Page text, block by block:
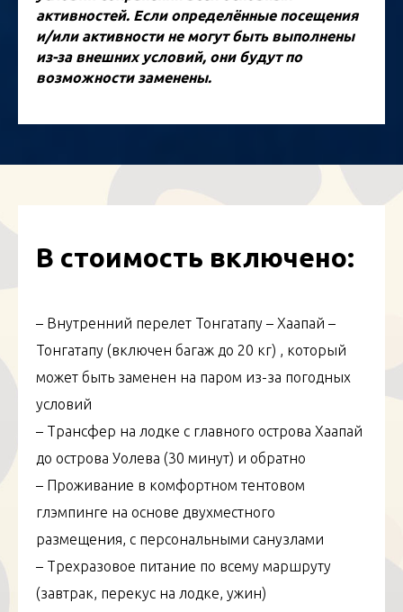
активностей. Если определённые посещения
и/или активности не могут быть выполнены
из-за внешних условий, они будут по
возможности заменены.
В стоимость включено:
– Внутренний перелет Тонгатапу – Хаапай –
Тонгатапу (включен багаж до 20 кг) , который
может быть заменен на паром из-за погодных
условий
– Трансфер на лодке с главного острова Хаапай
до острова Уолева (30 минут) и обратно
– Проживание в комфортном тентовом
глэмпинге на основе двухместного
размещения, с персональными санузлами
– Трехразовое питание по всему маршруту
(завтрак, перекус на лодке, ужин)